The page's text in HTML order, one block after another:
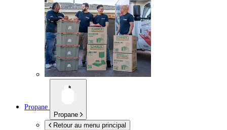
Propane
Propane
Retour au menu principal